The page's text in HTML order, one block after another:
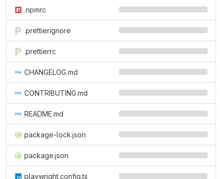
.npmrc
.prettierignore
.prettierrc
CHANGELOG.md
CONTRIBUTING.md
README.md
package-lock.json
package.json
playwright.config.ts